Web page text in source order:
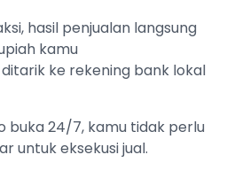
hasil penjualan langsung
kamu
ke rekening bank lokal
buka 24/7, kamu tidak perlu
untuk eksekusi jual.